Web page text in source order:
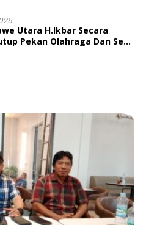
Utara H.Ikbar Secara
Pekan Olahraga Dan Seni